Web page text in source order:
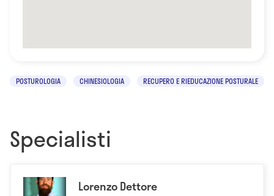
POSTUROLOGIA CHINESIOLOGIA RECUPERO E RIEDUCAZIONE POSTURALE
Specialisti
Lorenzo Dettore